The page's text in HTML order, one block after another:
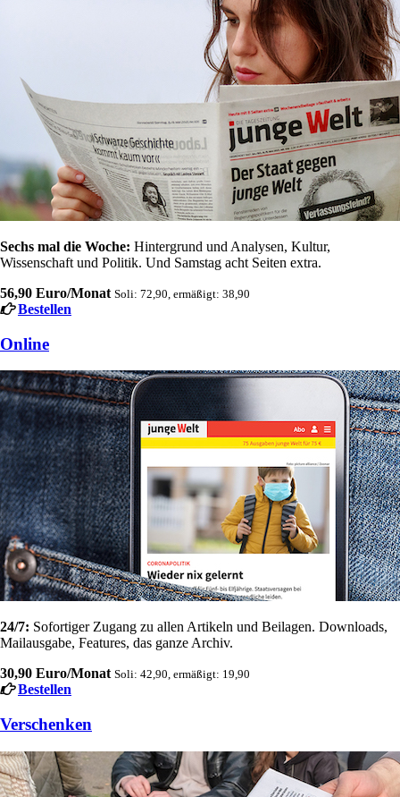
Sechs mal die Woche: Hintergrund und Analysen, Kultur,
Wissenschaft und Politik. Und Samstag acht Seiten extra.
56,90 Euro/Monat Soli: 72,90, ermäßigt: 38,90
Bestellen
Online
24/7: Sofortiger Zugang zu allen Artikeln und Beilagen. Downloads,
Mailausgabe, Features, das ganze Archiv.
30,90 Euro/Monat Soli: 42,90, ermäßigt: 19,90
Bestellen
Verschenken